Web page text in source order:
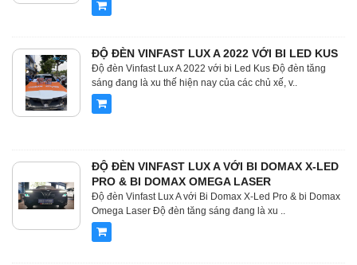
ĐỘ ĐÈN VINFAST LUX A 2022 VỚI BI LED KUS
Độ đèn Vinfast Lux A 2022 với bi Led Kus Độ đèn tăng
sáng đang là xu thế hiện nay của các chủ xế, v..
ĐỘ ĐÈN VINFAST LUX A VỚI BI DOMAX X-LED
PRO & BI DOMAX OMEGA LASER
Độ đèn Vinfast Lux A với Bi Domax X-Led Pro & bi Domax
Omega Laser Độ đèn tăng sáng đang là xu ..